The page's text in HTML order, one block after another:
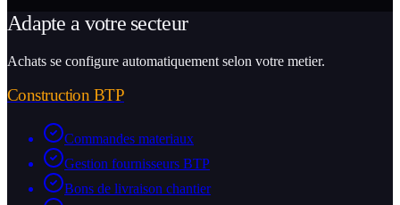
Adapte a votre secteur
Achats se configure automatiquement selon votre metier.
Construction BTP
Commandes materiaux
Gestion fournisseurs BTP
Bons de livraison chantier